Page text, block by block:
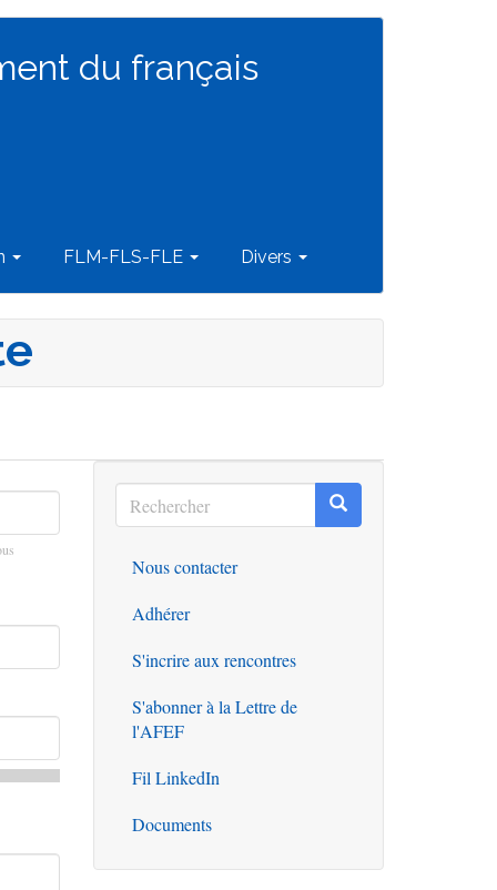
du français
FLM-FLS-FLE Divers
Rechercher
Rechercher Rechercher
Outils
Nous contacter
Adhérer
S'incrire aux rencontres
S'abonner à la Lettre de
l'AFEF
Fil LinkedIn
Documents